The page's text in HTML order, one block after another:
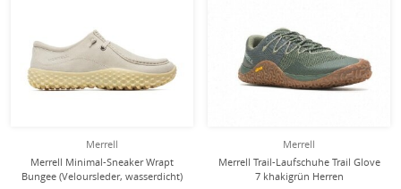
Merrell
Merrell Minimal-Sneaker Wrapt
Bungee (Veloursleder, wasserdicht)
Merrell
Merrell Trail-Laufschuhe Trail Glove
7 khakigrün Herren